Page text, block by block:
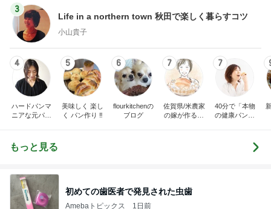
3
Life in a northern town 秋田で楽しく暮らすコツ
小山貴子
4
ハードパンマ
ニアな元パン
屋レベルの本
格バゲット
なるパン教室
【東京都杉並
区高円寺】
5
美味しく 楽し
く パン作り ‼︎
6
flourkitchenの
ブログ
7
佐賀県/米農家
の嫁が作る
7
40分で「本物
の健康パン」
麦・乳・卵不
使用 グルテ
もっと見る
初めての歯医者で発見された虫歯
Amebaトピックス 1日前